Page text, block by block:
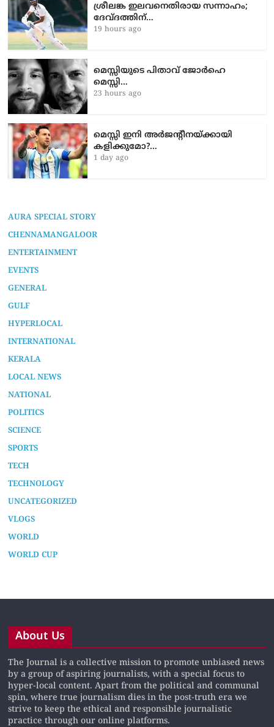
ശ്രീലങ്ക ഇലവനെതിരായ സന്നാഹം;
ദേവ്ദത്തിന്…
19 hours ago
മെസ്സിയുടെ പിതാവ് ജോർഹെ
മെസ്സി…
23 hours ago
മെസ്സി ഇനി അർജന്റീനയ്ക്കായി
കളിക്കുമോ?…
1 day ago
AURA SPECIAL STORY
CHENNAMANGALOOR
ENTERTAINMENT
EVENTS
GENERAL
GULF
HYPERLOCAL
INTERNATIONAL
KERALA
LOCAL NEWS
NATIONAL
POLITICS
SCIENCE
SPORTS
TECH
TECHNOLOGY
UNCATEGORIZED
VLOGS
WORLD
WORLD CUP
About Us
The Journal is a collective mission to promote unbiased news
by a group of aspiring journalists, with a special focus to
hyper-local content. Apart from the political and communal
spin, where true journalism dies in the post-truth era we
strive to keep the ethical and responsible journalistic
practice through our online platforms.